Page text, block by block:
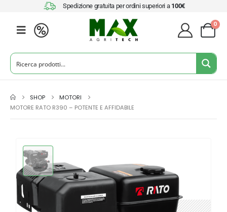
Spedizione gratuita per ordini superiori a 100€
0
SHOP
MOTORI
MOTORE RATO R390 – POTENTE E AFFIDABILE